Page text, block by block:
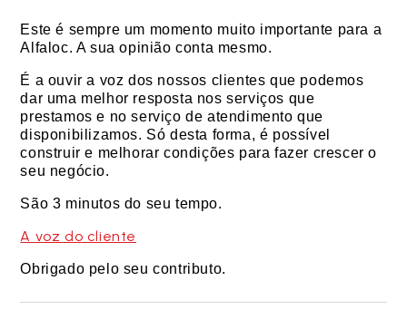
Este é sempre um momento muito importante para a
Alfaloc. A sua opinião conta mesmo.
É a ouvir a voz dos nossos clientes que podemos
dar uma melhor resposta nos serviços que
prestamos e no serviço de atendimento que
disponibilizamos. Só desta forma, é possível
construir e melhorar condições para fazer crescer o
seu negócio.
São 3 minutos do seu tempo.
A voz do cliente
Obrigado pelo seu contributo.